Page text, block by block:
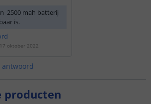
producten
2500 mah batterij
is.
oktober 2022
antwoord